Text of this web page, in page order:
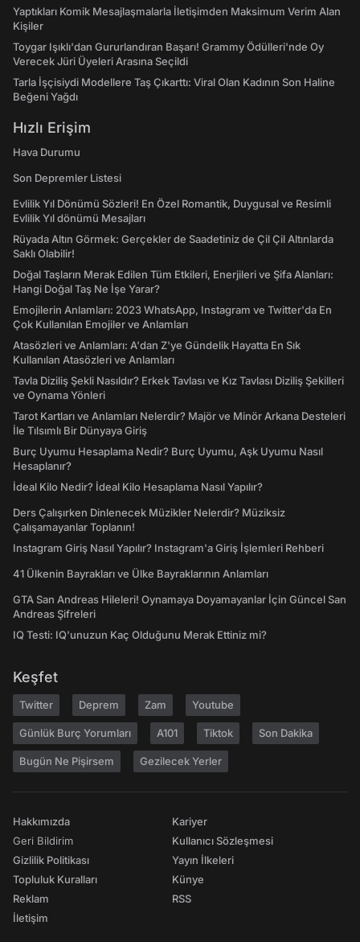
Yaptıkları Komik Mesajlaşmalarla İletişimden Maksimum Verim Alan
Kişiler
Toygar Işıklı'dan Gururlandıran Başarı! Grammy Ödülleri'nde Oy
Verecek Jüri Üyeleri Arasına Seçildi
Tarla İşçisiydi Modellere Taş Çıkarttı: Viral Olan Kadının Son Haline
Beğeni Yağdı
Hızlı Erişim
Hava Durumu
Son Depremler Listesi
Evlilik Yıl Dönümü Sözleri! En Özel Romantik, Duygusal ve Resimli
Evlilik Yıl dönümü Mesajları
Rüyada Altın Görmek: Gerçekler de Saadetiniz de Çil Çil Altınlarda
Saklı Olabilir!
Doğal Taşların Merak Edilen Tüm Etkileri, Enerjileri ve Şifa Alanları:
Hangi Doğal Taş Ne İşe Yarar?
Emojilerin Anlamları: 2023 WhatsApp, Instagram ve Twitter'da En
Çok Kullanılan Emojiler ve Anlamları
Atasözleri ve Anlamları: A'dan Z'ye Gündelik Hayatta En Sık
Kullanılan Atasözleri ve Anlamları
Tavla Diziliş Şekli Nasıldır? Erkek Tavlası ve Kız Tavlası Diziliş Şekilleri
ve Oynama Yönleri
Tarot Kartları ve Anlamları Nelerdir? Majör ve Minör Arkana Desteleri
İle Tılsımlı Bir Dünyaya Giriş
Burç Uyumu Hesaplama Nedir? Burç Uyumu, Aşk Uyumu Nasıl
Hesaplanır?
İdeal Kilo Nedir? İdeal Kilo Hesaplama Nasıl Yapılır?
Ders Çalışırken Dinlenecek Müzikler Nelerdir? Müziksiz
Çalışamayanlar Toplanın!
Instagram Giriş Nasıl Yapılır? Instagram'a Giriş İşlemleri Rehberi
41 Ülkenin Bayrakları ve Ülke Bayraklarının Anlamları
GTA San Andreas Hileleri! Oynamaya Doyamayanlar İçin Güncel San
Andreas Şifreleri
IQ Testi: IQ'unuzun Kaç Olduğunu Merak Ettiniz mi?
Keşfet
Twitter Deprem Zam Youtube
Günlük Burç Yorumları A101 Tiktok Son Dakika
Bugün Ne Pişirsem Gezilecek Yerler
Hakkımızda
Geri Bildirim
Gizlilik Politikası
Topluluk Kuralları
Reklam
İletişim
Kariyer
Kullanıcı Sözleşmesi
Yayın İlkeleri
Künye
RSS